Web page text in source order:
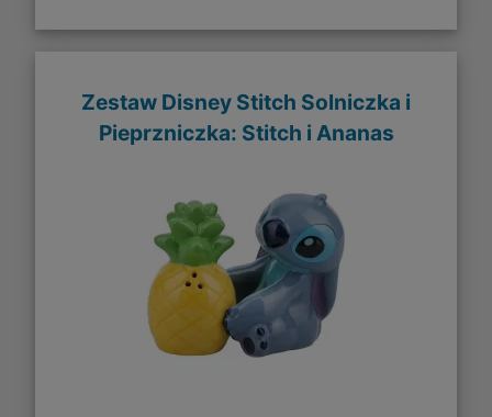
Zestaw Disney Stitch Solniczka i
Pieprzniczka: Stitch i Ananas